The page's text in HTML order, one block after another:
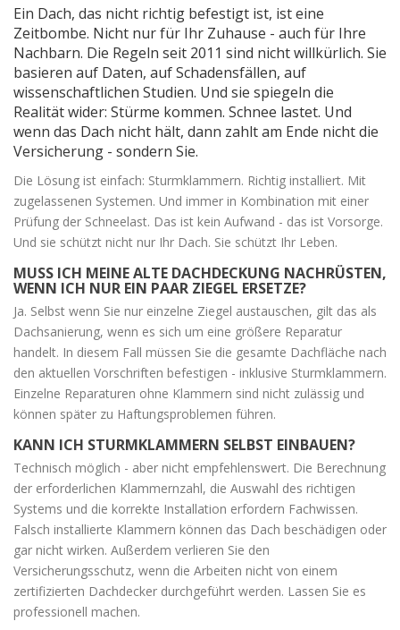
Ein Dach, das nicht richtig befestigt ist, ist eine
Zeitbombe. Nicht nur für Ihr Zuhause - auch für Ihre
Nachbarn. Die Regeln seit 2011 sind nicht willkürlich. Sie
basieren auf Daten, auf Schadensfällen, auf
wissenschaftlichen Studien. Und sie spiegeln die
Realität wider: Stürme kommen. Schnee lastet. Und
wenn das Dach nicht hält, dann zahlt am Ende nicht die
Versicherung - sondern Sie.
Die Lösung ist einfach: Sturmklammern. Richtig installiert. Mit
zugelassenen Systemen. Und immer in Kombination mit einer
Prüfung der Schneelast. Das ist kein Aufwand - das ist Vorsorge.
Und sie schützt nicht nur Ihr Dach. Sie schützt Ihr Leben.
MUSS ICH MEINE ALTE DACHDECKUNG NACHRÜSTEN,
WENN ICH NUR EIN PAAR ZIEGEL ERSETZE?
Ja. Selbst wenn Sie nur einzelne Ziegel austauschen, gilt das als
Dachsanierung, wenn es sich um eine größere Reparatur
handelt. In diesem Fall müssen Sie die gesamte Dachfläche nach
den aktuellen Vorschriften befestigen - inklusive Sturmklammern.
Einzelne Reparaturen ohne Klammern sind nicht zulässig und
können später zu Haftungsproblemen führen.
KANN ICH STURMKLAMMERN SELBST EINBAUEN?
Technisch möglich - aber nicht empfehlenswert. Die Berechnung
der erforderlichen Klammernzahl, die Auswahl des richtigen
Systems und die korrekte Installation erfordern Fachwissen.
Falsch installierte Klammern können das Dach beschädigen oder
gar nicht wirken. Außerdem verlieren Sie den
Versicherungsschutz, wenn die Arbeiten nicht von einem
zertifizierten Dachdecker durchgeführt werden. Lassen Sie es
professionell machen.